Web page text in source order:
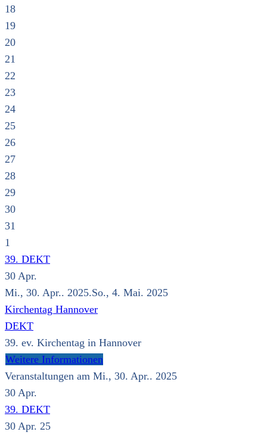
18
19
20
21
22
23
24
25
26
27
28
29
30
31
1
39. DEKT
30 Apr.
Mi., 30. Apr.. 2025.So., 4. Mai. 2025
Kirchentag Hannover
DEKT
39. ev. Kirchentag in Hannover
Weitere Informationen
Veranstaltungen am Mi., 30. Apr.. 2025
30 Apr.
39. DEKT
30 Apr. 25